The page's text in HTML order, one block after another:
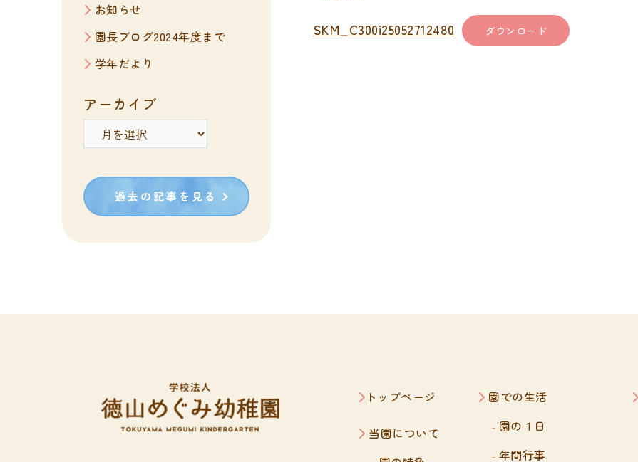
SKM_C300i25052712480 ダウンロード
お知らせ
園長ブログ2024年度まで
学年だより
アーカイブ
ア
イ
ブ
過去の記事を見る
トップページ
当園について
園での生活
園の１日
年間行事